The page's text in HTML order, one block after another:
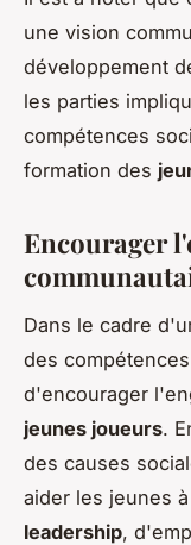
une vision
développement
les parties
compétences
formation des
Encourager
Dans le cadre
des
d'encourager
jeunes joueurs.
des causes
aider les jeunes
leadership,